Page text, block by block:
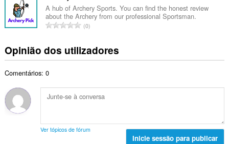
i
a
ç
e
s
e
a
v
l
i
õ
e
t
a
e
a
l
ç
õ
e
r
o
o
t
d
e
a
A hub of Archery Sports. You can find the honest review
about the Archery from our professional Sportsman.
N
m
e
t
o
l
0
Opinião dos utilizadores
Comentários: 0
Ver tópicos de fórum
Inicie sessão para publicar